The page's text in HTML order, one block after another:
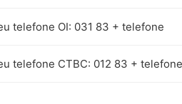
telefone OI: 031 83 + telefone
telefone CTBC: 012 83 + telefone